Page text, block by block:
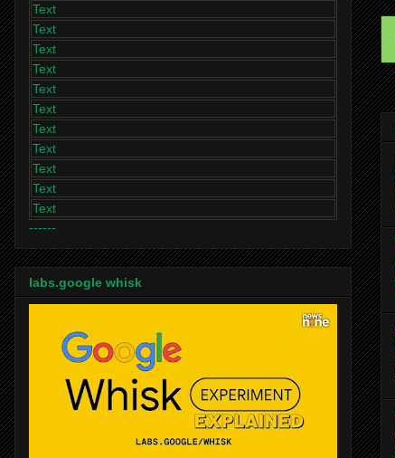
Text
Text
Text
Text
Text
Text
Text
Text
Text
Text
Text
------
labs.google whisk